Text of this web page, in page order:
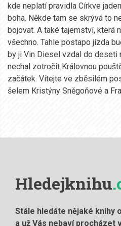
kde neplatí pravidla Církve
boha. Někde tam se skrývá to
bojovat. A také tajemství, která
všechno. Tahle postapo jízda
by ji Vin Diesel vzdal do deseti
nechal zotročit Královnou
začátek. Vítejte ve zběsilém
šelem Kristýny Sněgoňové a
Hledejknihu
Stále hledáte nějaké knihy
a už Vás nebaví procházet